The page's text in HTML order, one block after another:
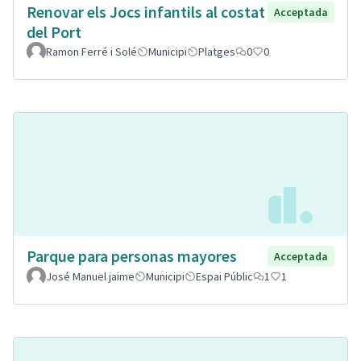
Renovar els Jocs infantils al costat
del Port
Acceptada
Ramon Ferré i Solé Municipi Platges 0 0
Parque para personas mayores
Acceptada
José Manuel jaime
Municipi Espai Públic 1 1